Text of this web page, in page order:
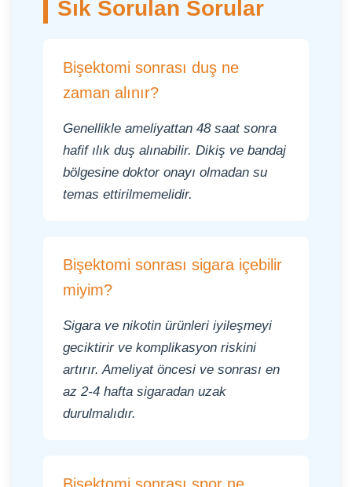
Sık Sorulan Sorular
Bişektomi sonrası duş ne
zaman alınır?
Genellikle ameliyattan 48 saat sonra
hafif ılık duş alınabilir. Dikiş ve bandaj
bölgesine doktor onayı olmadan su
temas ettirilmemelidir.
Bişektomi sonrası sigara içebilir
miyim?
Sigara ve nikotin ürünleri iyileşmeyi
geciktirir ve komplikasyon riskini
artırır. Ameliyat öncesi ve sonrası en
az 2-4 hafta sigaradan uzak
durulmalıdır.